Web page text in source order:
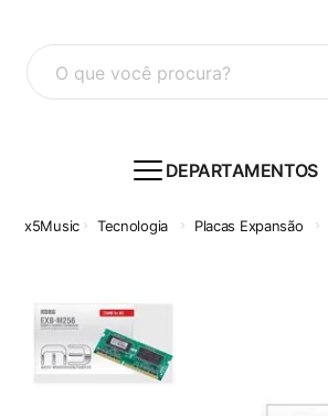
O que você procura?
DEPARTAMENTOS
Tecnologia Placas Expansão